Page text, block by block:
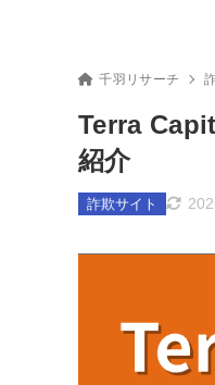
千羽リサーチ
Terra
紹介
詐欺サイト